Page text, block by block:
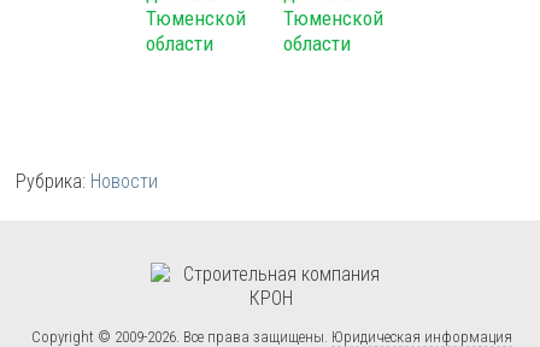
Рубрика: Новости
Copyright © 2009-2026. Все права защищены. Юридическая информация